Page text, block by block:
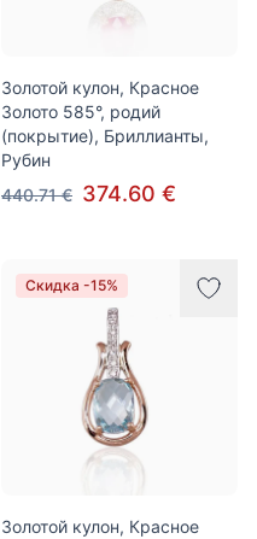
Золотой кулон, Красное
Золото 585°, родий
(покрытие), Бриллианты,
Рубин
440.71 € 374.60 €
Скидка -15%
Золотой кулон, Красное